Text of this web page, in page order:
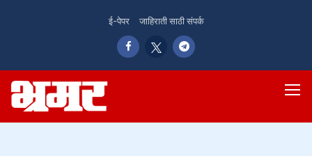
ई-पेपर जाहिराती साठी संपर्क